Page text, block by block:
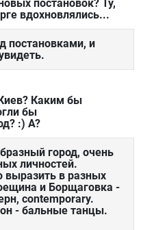
постановок? Ту,
вдохновлялись...
постановками, и
Каким бы
бы
:) А?
город, очень
личностей.
в разных
и Борщаговка -
contemporary.
- бальные танцы.